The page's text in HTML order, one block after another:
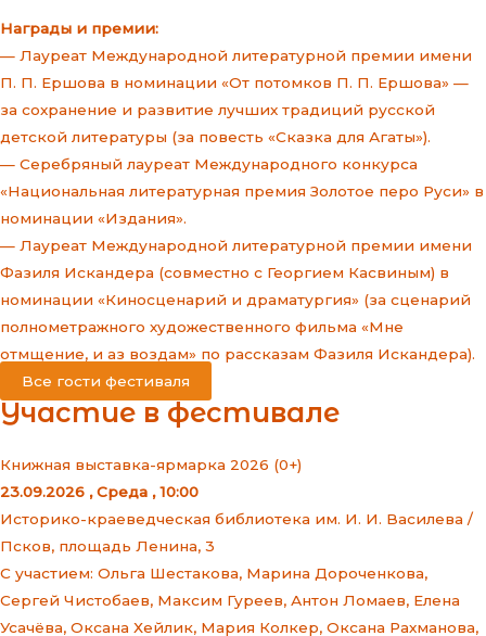
Награды и премии:
— Лауреат Международной литературной премии имени
П. П. Ершова в номинации «От потомков П. П. Ершова» —
за сохранение и развитие лучших традиций русской
детской литературы (за повесть «Сказка для Агаты»).
— Серебряный лауреат Международного конкурса
«Национальная литературная премия Золотое перо Руси» в
номинации «Издания».
— Лауреат Международной литературной премии имени
Фазиля Искандера (совместно с Георгием Касвиным) в
номинации «Киносценарий и драматургия» (за сценарий
полнометражного художественного фильма «Мне
отмщение, и аз воздам» по рассказам Фазиля Искандера).
Все гости фестиваля
Участие в фестивале
Книжная выставка-ярмарка 2026 (0+)
23.09.2026 , Среда , 10:00
Историко-краеведческая библиотека им. И. И. Василева /
Псков, площадь Ленина, 3
С участием: Ольга Шестакова, Марина Дороченкова,
Сергей Чистобаев, Максим Гуреев, Антон Ломаев, Елена
Усачёва, Оксана Хейлик, Мария Колкер, Оксана Рахманова,